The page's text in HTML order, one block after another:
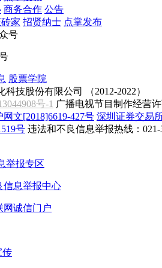
商务合作 公告
家 招贤纳士 点掌发布
股票学院
科技股份有限公司 （2012-2022）
号-1 广播电视节目制作经营
文[2018]6619-427号 深圳证券交易
号 违法和不良信息举报热线：021-
举报专区
信息举报中心
网诚信门户
传